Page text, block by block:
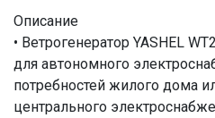
Описание
• Ветрогенератор YASHEL
для автономного
потребностей жилого дома
центрального